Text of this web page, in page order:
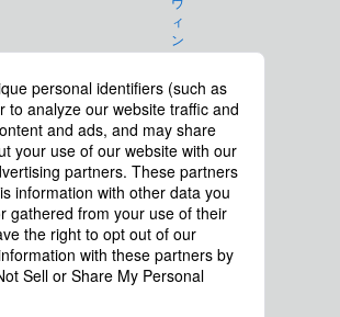
免責事項